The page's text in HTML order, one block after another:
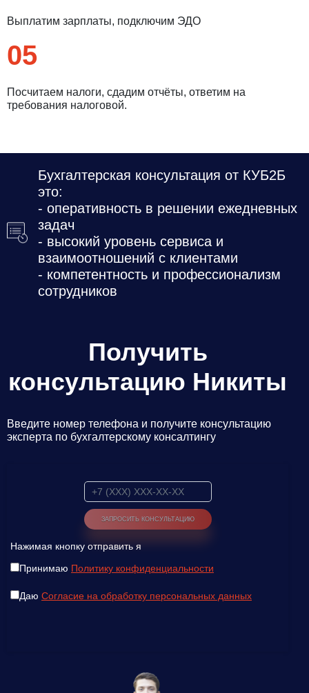
Выплатим зарплаты, подключим ЭДО
05
Посчитаем налоги, сдадим отчёты, ответим на
требования налоговой.
Бухгалтерская консультация от КУБ2Б
это:
- оперативность в решении ежедневных
задач
- высокий уровень сервиса и
взаимоотношений с клиентами
- компетентность и профессионализм
сотрудников
Получить
консультацию Никиты
Введите номер телефона и получите консультацию
эксперта по бухгалтерскому консалтингу
Нажимая кнопку отправить я
Принимаю Политику конфиденциальности
Даю Согласие на обработку персональных данных
перезвоним!
Политику конфиденциальности